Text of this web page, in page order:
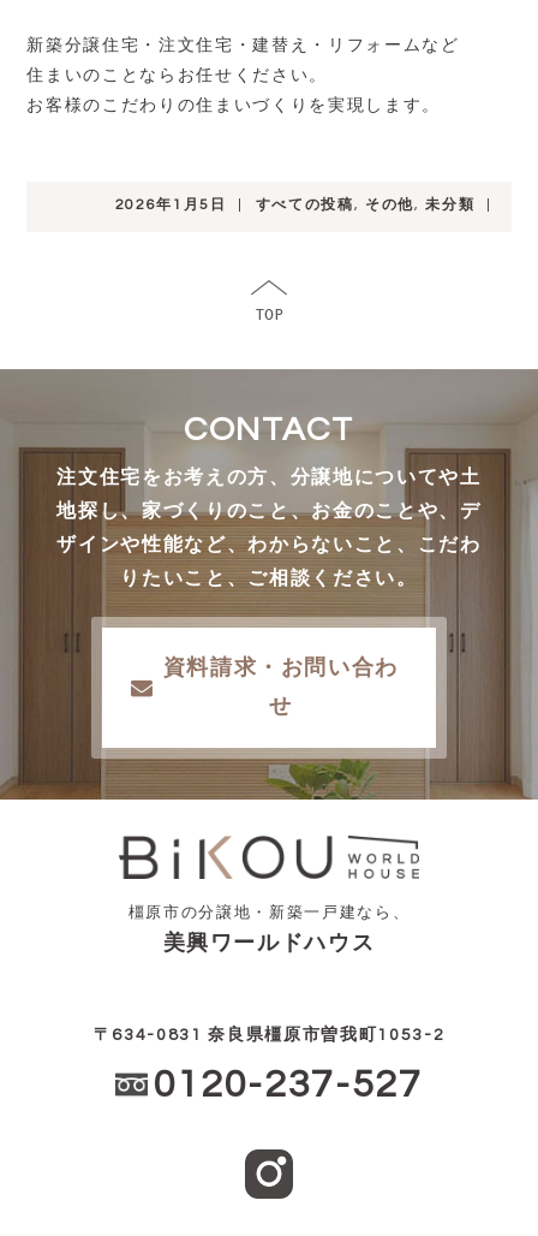
新築分譲住宅・注文住宅・建替え・リフォームなど
住まいのことならお任せください。
お客様のこだわりの住まいづくりを実現します。
2026年1月5日 すべての投稿, その他,未分類
CONTACT
注文住宅をお考えの方、分譲地についてや土
地探し、家づくりのこと、お金のことや、デ
ザインや性能など、わからないこと、こだわ
りたいこと、ご相談ください。
資料請求・お問い合わ
せ
橿原市の分譲地・新築一戸建なら、
美興ワールドハウス
〒634-0831 奈良県橿原市曽我町1053-2
0120-237-527